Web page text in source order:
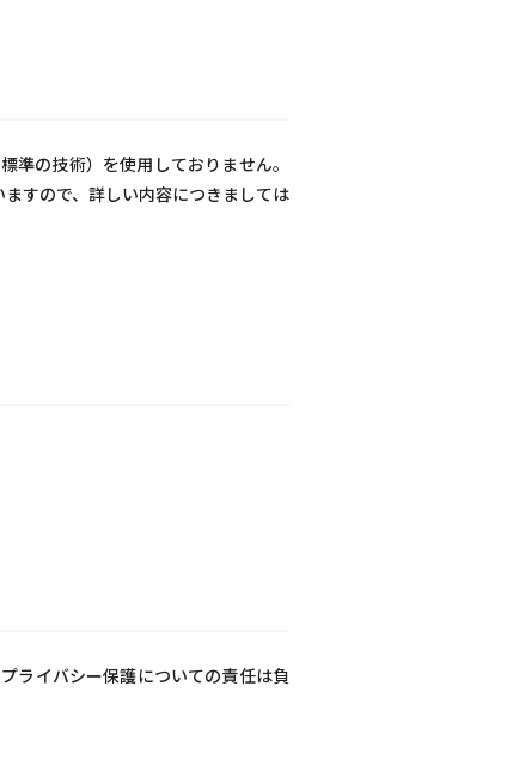
の技術）を使用しておりません。
すので、詳しい内容につきましては
ライバシー保護についての責任は負